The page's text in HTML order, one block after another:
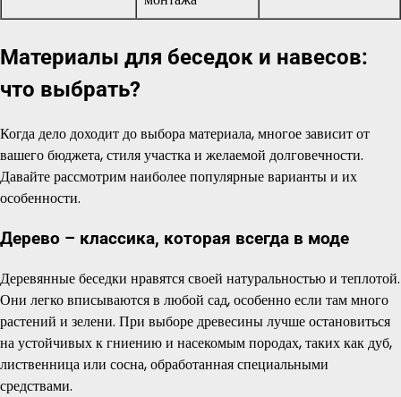
Материалы для беседок и навесов:
что выбрать?
Когда дело доходит до выбора материала, многое зависит от
вашего бюджета, стиля участка и желаемой долговечности.
Давайте рассмотрим наиболее популярные варианты и их
особенности.
Дерево – классика, которая всегда в моде
Деревянные беседки нравятся своей натуральностью и теплотой.
Они легко вписываются в любой сад, особенно если там много
растений и зелени. При выборе древесины лучше остановиться
на устойчивых к гниению и насекомым породах, таких как дуб,
лиственница или сосна, обработанная специальными
средствами.